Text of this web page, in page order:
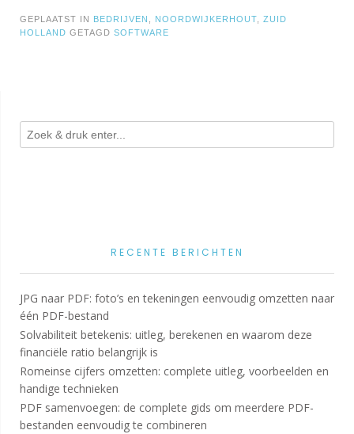
GEPLAATST IN BEDRIJVEN NOORDWIJKERHOUT
ZUID
HOLLAND GETAGD SOFTWARE
RECENTE BERICHTEN
JPG naar PDF: foto’s en tekeningen eenvoudig omzetten naar
één PDF-bestand
Solvabiliteit betekenis: uitleg, berekenen en waarom deze
financiële ratio belangrijk is
Romeinse cijfers omzetten: complete uitleg, voorbeelden en
handige technieken
PDF samenvoegen: de complete gids om meerdere PDF-
bestanden eenvoudig te combineren